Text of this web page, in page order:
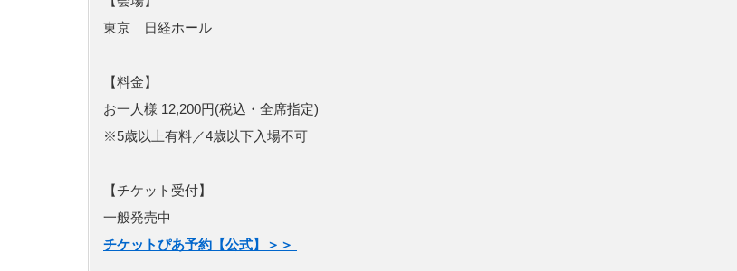
東京 日経ホール
【料金】
お一人様 12,200円(税込・全席指定)
※5歳以上有料／4歳以下入場不可
【チケット受付】
一般発売中
チケットぴあ予約【公式】＞＞